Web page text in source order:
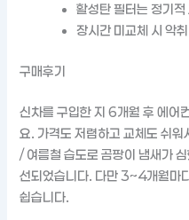
활성탄 필터는 정기
장시간 미교체 시 악
구매후기
신차를 구입한 지 6개월 후 에어
요. 가격도 저렴하고 교체도 쉬
/ 여름철 습도로 곰팡이 냄새가
선되었습니다. 다만 3~4개월마
쉽습니다.